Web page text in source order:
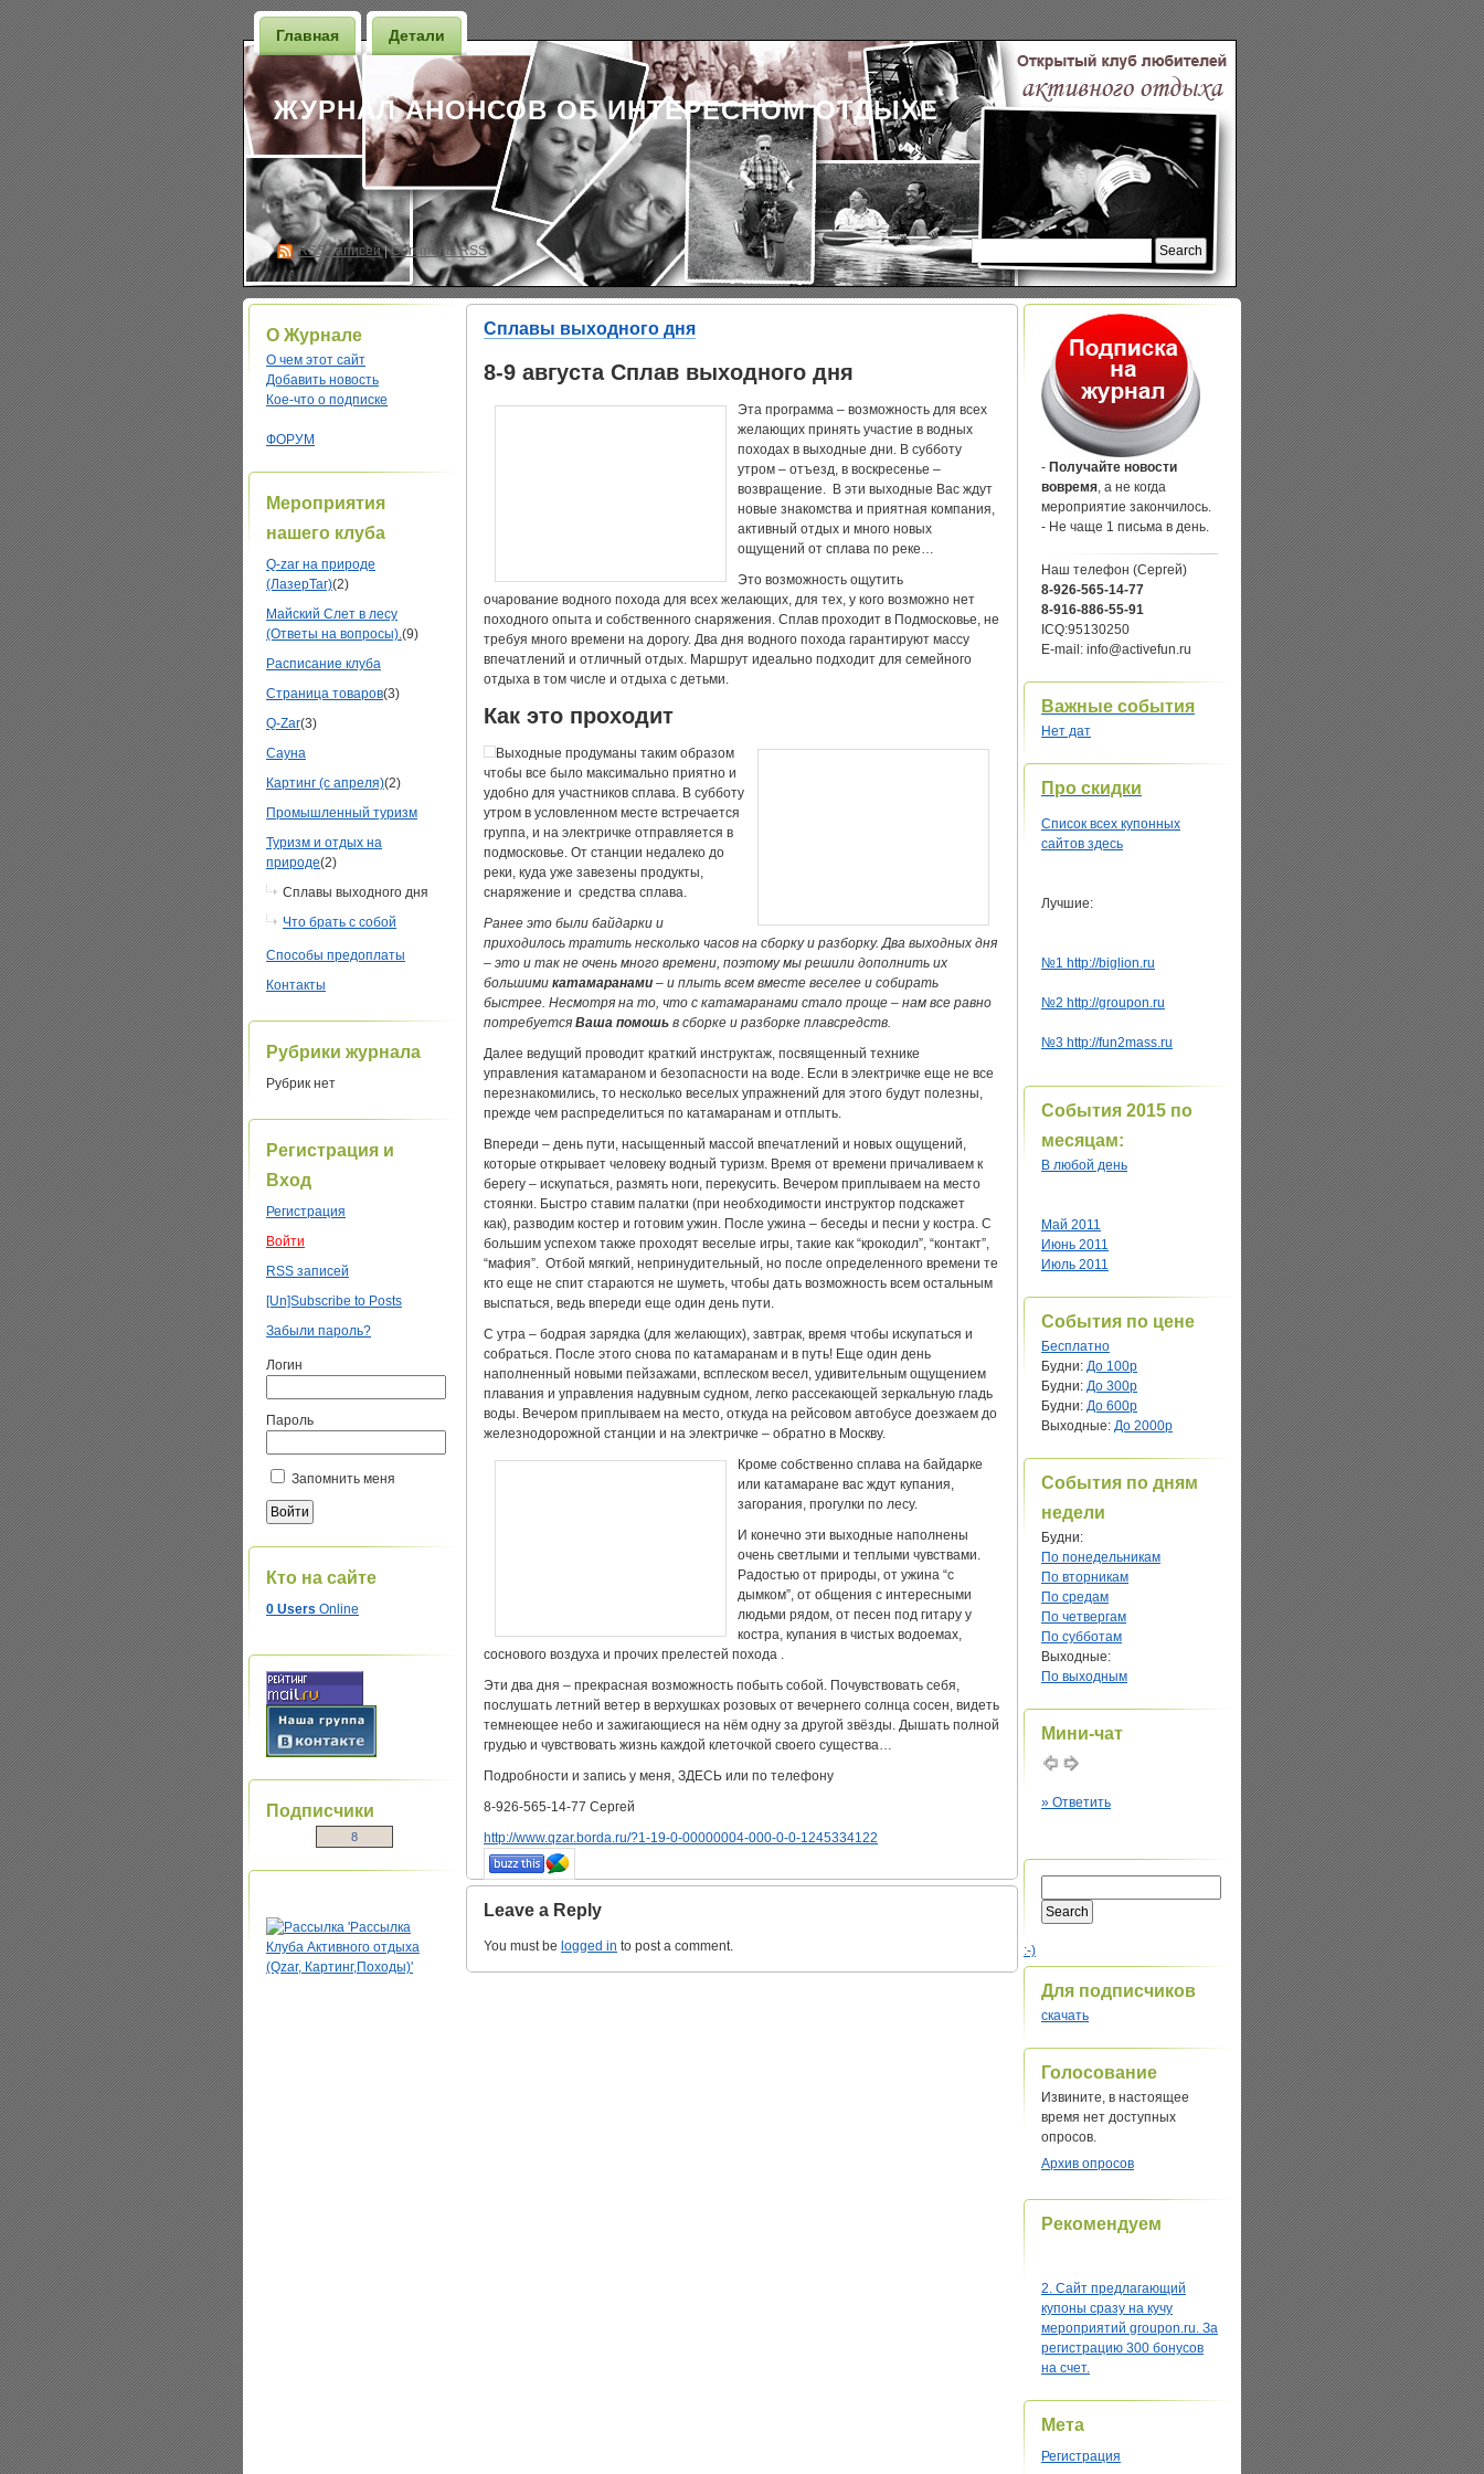
Главная Детали
ЖУРНАЛ АНОНСОВ ОБ ИНТЕРЕСНОМ ОТДЫХЕ
RSSзаписей|Comments RSS
О Журнале
О чем этот сайт
Добавить новость
Кое-что о подписке
ФОРУМ
Мероприятия
нашего клуба
Q-zar на природе
(ЛазерТаг)(2)
Майский Слет в лесу
(Ответы на вопросы).(9)
Расписание клуба
Страница товаров(3)
Q-Zar(3)
Сауна
Картинг (с апреля)(2)
Промышленный туризм
Туризм и отдых на
природе(2)
Сплавы выходного дня
Что брать с собой
Способы предоплаты
Контакты
Рубрики журнала
Рубрик нет
Регистрация и
Вход
Регистрация
Войти
RSS записей
[Un]Subscribe to Posts
Забыли пароль?
Логин
Пароль
Запомнить меня
Кто на сайте
0 Users Online
Подписчики
8
Сплавы выходного дня
8-9 августа Сплав выходного дня
Эта программа – возможность для всех
желающих принять участие в водных
походах в выходные дни. В субботу
утром – отъезд, в воскресенье –
возвращение. В эти выходные Вас ждут
новые знакомства и приятная компания,
активный отдых и много новых
ощущений от сплава по реке…
Это возможность ощутить
очарование водного похода для всех желающих, для тех, у кого возможно нет
походного опыта и собственного снаряжения. Сплав проходит в Подмосковье, не
требуя много времени на дорогу. Два дня водного похода гарантируют массу
впечатлений и отличный отдых. Маршрут идеально подходит для семейного
отдыха в том числе и отдыха с детьми.
Как это проходит
Выходные продуманы таким образом
чтобы все было максимально приятно и
удобно для участников сплава. В субботу
утром в условленном месте встречается
группа, и на электричке отправляется в
подмосковье. От станции недалеко до
реки, куда уже завезены продукты,
снаряжение и средства сплава.
Ранее это были байдарки и
приходилось тратить несколько часов на сборку и разборку. Два выходных дня
– это и так не очень много времени, поэтому мы решили дополнить их
большими катамаранами – и плыть всем вместе веселее и собирать
быстрее. Несмотря на то, что с катамаранами стало проще – нам все равно
потребуется Ваша помошь в сборке и разборке плавсредств.
Далее ведущий проводит краткий инструктаж, посвященный технике
управления катамараном и безопасности на воде. Если в электричке еще не все
перезнакомились, то несколько веселых упражнений для этого будут полезны,
прежде чем распределиться по катамаранам и отплыть.
Впереди – день пути, насыщенный массой впечатлений и новых ощущений,
которые открывает человеку водный туризм. Время от времени причаливаем к
берегу – искупаться, размять ноги, перекусить. Вечером приплываем на место
стоянки. Быстро ставим палатки (при необходимости инструктор подскажет
как), разводим костер и готовим ужин. После ужина – беседы и песни у костра. С
большим успехом также проходят веселые игры, такие как “крокодил”, “контакт”,
“мафия”. Отбой мягкий, непринудительный, но после определенного времени те
кто еще не спит стараются не шуметь, чтобы дать возможность всем остальным
выспаться, ведь впереди еще один день пути.
С утра – бодрая зарядка (для желающих), завтрак, время чтобы искупаться и
собраться. После этого снова по катамаранам и в путь! Еще один день
наполненный новыми пейзажами, всплеском весел, удивительным ощущением
плавания и управления надувным судном, легко рассекающей зеркальную гладь
воды. Вечером приплываем на место, откуда на рейсовом автобусе доезжаем до
железнодорожной станции и на электричке – обратно в Москву.
Кроме собственно сплава на байдарке
или катамаране вас ждут купания,
загорания, прогулки по лесу.
И конечно эти выходные наполнены
очень светлыми и теплыми чувствами.
Радостью от природы, от ужина “с
дымком”, от общения с интересными
людьми рядом, от песен под гитару у
костра, купания в чистых водоемах,
соснового воздуха и прочих прелестей похода .
Эти два дня – прекрасная возможность побыть собой. Почувствовать себя,
послушать летний ветер в верхушках розовых от вечернего солнца сосен, видеть
темнеющее небо и зажигающиеся на нём одну за другой звёзды. Дышать полной
грудью и чувствовать жизнь каждой клеточкой своего существа…
Подробности и запись у меня, ЗДЕСЬ или по телефону
8-926-565-14-77 Сергей
http://www.qzar.borda.ru/?1-19-0-00000004-000-0-0-1245334122
Leave a Reply
You must be logged in to post a comment.
- Получайте новости
вовремя, а не когда
мероприятие закончилось.
- Не чаще 1 письма в день.
Наш телефон (Сергей)
8-926-565-14-77
8-916-886-55-91
ICQ:95130250
E-mail: info@activefun.ru
Важные события
Нет дат
Про скидки
Список всех купонных
сайтов здесь
Лучшие:
№1 http://biglion.ru
№2 http://groupon.ru
№3 http://fun2mass.ru
События 2015 по
месяцам:
В любой день
Май 2011
Июнь 2011
Июль 2011
События по цене
Бесплатно
Будни: До 100р
Будни: До 300р
Будни: До 600р
Выходные: До 2000р
События по дням
недели
Будни:
По понедельникам
По вторникам
По средам
По четвергам
По субботам
Выходные:
По выходным
Мини-чат
» Ответить
:-)
Для подписчиков
скачать
Голосование
Извините, в настоящее
время нет доступных
опросов.
Архив опросов
Рекомендуем
2. Сайт предлагающий
купоны сразу на кучу
мероприятий groupon.ru. За
регистрацию 300 бонусов
на счет.
Мета
Регистрация